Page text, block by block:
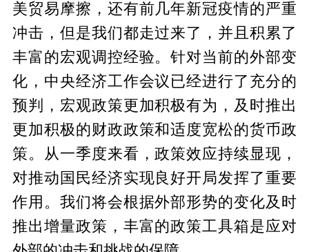
美贸易摩擦，还有前几年新冠疫情的严重
冲击，但是我们都走过来了，并且积累了
丰富的宏观调控经验。针对当前的外部变
化，中央经济工作会议已经进行了充分的
预判，宏观政策更加积极有为，及时推出
更加积极的财政政策和适度宽松的货币政
策。从一季度来看，政策效应持续显现，
对推动国民经济实现良好开局发挥了重要
作用。我们将会根据外部形势的变化及时
推出增量政策，丰富的政策工具箱是应对